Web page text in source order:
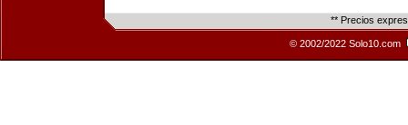
** Precios
© 2002/2022 Solo10.com